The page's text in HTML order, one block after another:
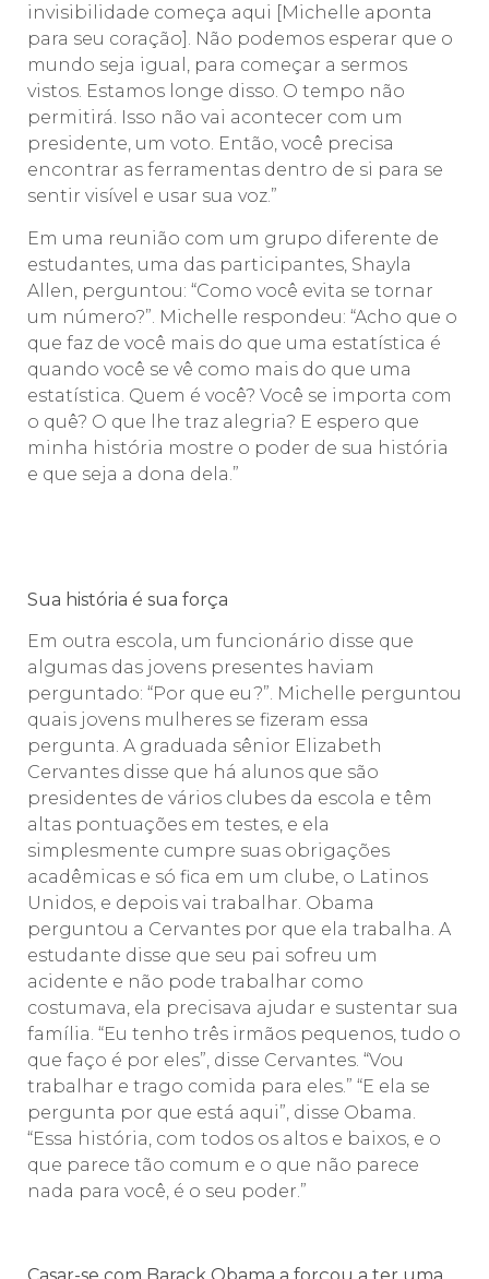
invisibilidade começa aqui [Michelle aponta
para seu coração]. Não podemos esperar que o
mundo seja igual, para começar a sermos
vistos. Estamos longe disso. O tempo não
permitirá. Isso não vai acontecer com um
presidente, um voto. Então, você precisa
encontrar as ferramentas dentro de si para se
sentir visível e usar sua voz.”
Em uma reunião com um grupo diferente de
estudantes, uma das participantes, Shayla
Allen, perguntou: “Como você evita se tornar
um número?”. Michelle respondeu: “Acho que o
que faz de você mais do que uma estatística é
quando você se vê como mais do que uma
estatística. Quem é você? Você se importa com
o quê? O que lhe traz alegria? E espero que
minha história mostre o poder de sua história
e que seja a dona dela.”
Sua história é sua força
Em outra escola, um funcionário disse que
algumas das jovens presentes haviam
perguntado: “Por que eu?”. Michelle perguntou
quais jovens mulheres se fizeram essa
pergunta. A graduada sênior Elizabeth
Cervantes disse que há alunos que são
presidentes de vários clubes da escola e têm
altas pontuações em testes, e ela
simplesmente cumpre suas obrigações
acadêmicas e só fica em um clube, o Latinos
Unidos, e depois vai trabalhar. Obama
perguntou a Cervantes por que ela trabalha. A
estudante disse que seu pai sofreu um
acidente e não pode trabalhar como
costumava, ela precisava ajudar e sustentar sua
família. “Eu tenho três irmãos pequenos, tudo o
que faço é por eles”, disse Cervantes. “Vou
trabalhar e trago comida para eles.” “E ela se
pergunta por que está aqui”, disse Obama.
“Essa história, com todos os altos e baixos, e o
que parece tão comum e o que não parece
nada para você, é o seu poder.”